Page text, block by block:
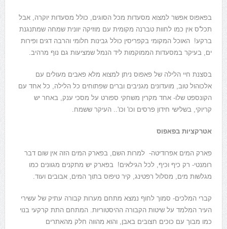
בפאפוס אפשר למצוא מסעדות מכל הסוגים, כולל מסעדות יוקרה, אבל
תכל'ס אין כמו לחוות טברנה מקומית עם מוזיקה יוונית שמחה שמתנגנת
ברקע! האוכל המקומי בקפריסין כולל גבינות חלומי והרבה דגים ופירות
ים, בעיקר במסעדות הממוקמות ליד הנמל שמציעות גם נוף מרהיב.
בסצנת חיי הלילה של פאפוס ניתן למצוא מלא פאבים מעולים עם
אלכוהול טוב, מועדונים מגניבים וברים שפתוחים כל הלילה, כל אחד עם
הקונספט שלו- אחד מקרין משחקי ספורט על מסכי ענק, באחר יש
קריוקי, בשלישי חידון פרסים וכו' וכו'.. העיקר ששמח.
אטרקציות בפאפוס
פארק המים אפרודיטה- למרות השם, בפארק המים הזה אין שום דבר
רומנטי- רק כיף וכיף, לכל הגילאים! בפארק יש מתקנים מגוונים כמו
מגלשות מים, מסלול רפטינג, קיר טיפוס בתוך המים, אבובים ועוד.
קברי המלכים- סמוך לחוף נמצא מתחם מערות קבורה עתיק של עשירי
העיר המלמד על שיטות הקבורה ההיסטוריות. המתחם התת קרקעי בנוי
כמו מבוך עם כוכים חצובים באבן, והוא מהווה חלק מהאתרים